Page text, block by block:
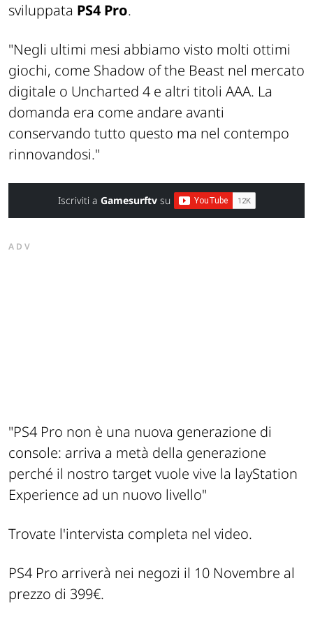
sviluppata PS4 Pro.
"Negli ultimi mesi abbiamo visto molti ottimi
giochi, come Shadow of the Beast nel mercato
digitale o Uncharted 4 e altri titoli AAA. La
domanda era come andare avanti
conservando tutto questo ma nel contempo
rinnovandosi."
Iscriviti a Gamesurftvsu
ADV
"PS4 Pro non è una nuova generazione di
console: arriva a metà della generazione
perché il nostro target vuole vive la layStation
Experience ad un nuovo livello"
Trovate l'intervista completa nel video.
PS4 Pro arriverà nei negozi il 10 Novembre al
prezzo di 399€.